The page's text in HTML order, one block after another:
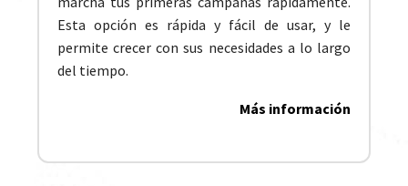
Esta opción es rápida y fácil de usar, y le
permite crecer con sus necesidades a lo largo
del tiempo.
Más información